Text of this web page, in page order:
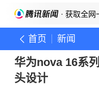
· 获取全网
首页 新闻
华为nova 16系
头设计